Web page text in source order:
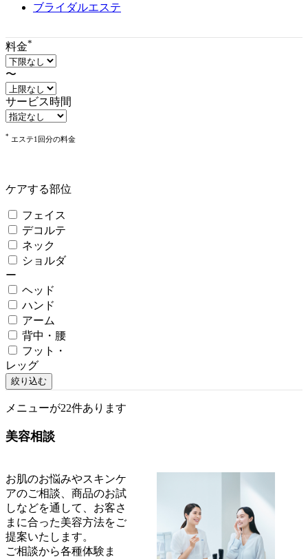
ブライダルエステ
料金*
〜
サービス時間
* エステ1回分の料金
ケアする部位
フェイス
デコルテ
ネック
ショルダ
ー
ヘッド
ハンド
アーム
背中・腰
フット・
レッグ
絞り込む
メニューが22件あります
美容相談
お肌のお悩みやスキンケ
アのご相談、商品のお試
しなどを通して、お客さ
まに合った美容方法をご
提案いたします。
ご相談から各種体験ま